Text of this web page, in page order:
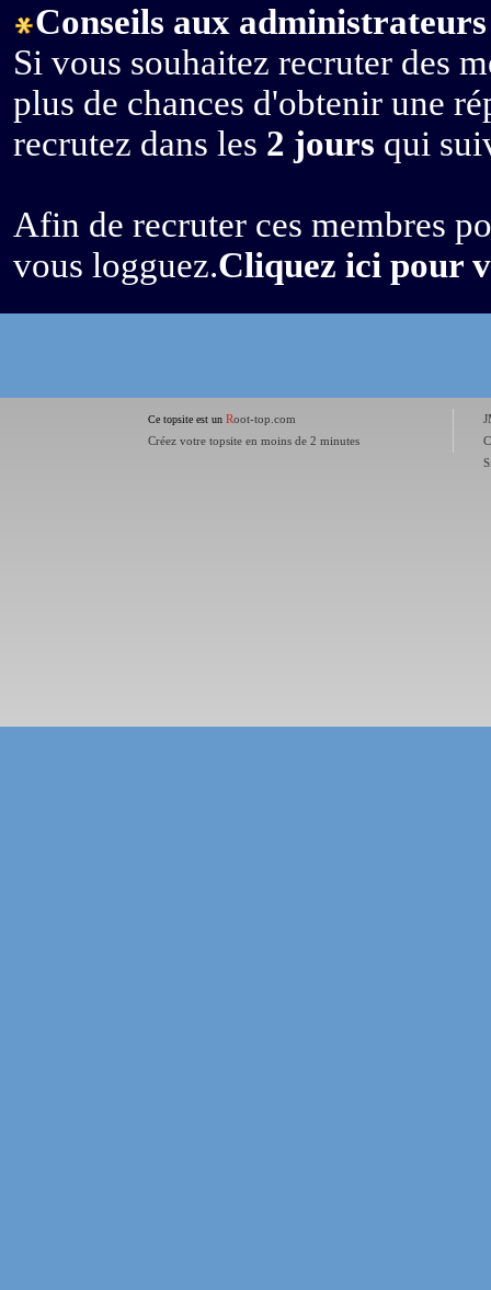
Conseils aux
Si vous souhaitez recruter des
plus de chances d'obtenir une
recrutez dans les 2 jours qui
Afin de recruter ces membres
vous logguez.Cliquez ici pour
Ce topsite est un Root-top.com
Créez votre topsite en moins de 2 minutes